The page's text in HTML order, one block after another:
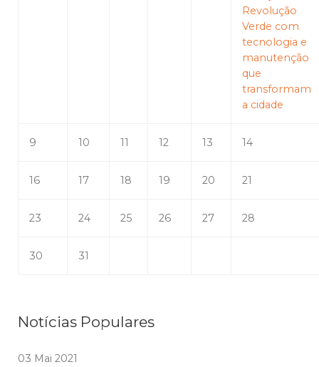
Revolução
Verde com
tecnologia e
manutenção
que
transformam
a cidade
9 10 11 12 13 14
16 17 18 19 20 21
23 24 25 26 27 28
30 31
Notícias Populares
03 Mai 2021